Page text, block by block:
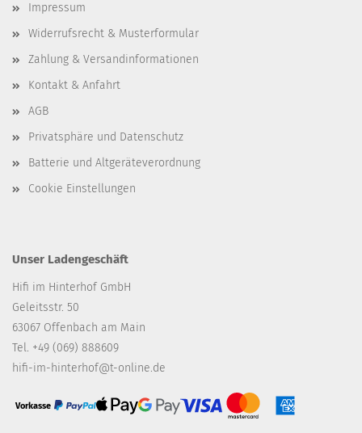
Impressum
Widerrufsrecht & Musterformular
Zahlung & Versandinformationen
Kontakt & Anfahrt
AGB
Privatsphäre und Datenschutz
Batterie und Altgeräteverordnung
Cookie Einstellungen
Unser Ladengeschäft
Hifi im Hinterhof GmbH
Geleitsstr. 50
63067 Offenbach am Main
Tel. +49 (069) 888609
hifi-im-hinterhof@t-online.de
Vorkasse